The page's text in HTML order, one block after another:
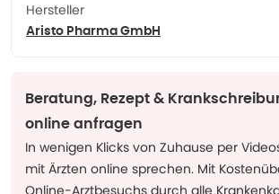
Hersteller
Aristo Pharma GmbH
Beratung, Rezept &
online anfragen
In wenigen Klicks von Zuhause per
mit Ärzten online sprechen. Mit
Online-Arztbesuchs durch alle